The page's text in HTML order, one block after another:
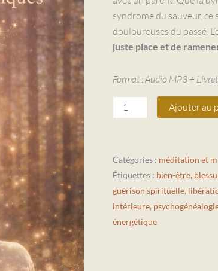
syndrome du sauveur, ce
douloureuses du passé.
juste place et de
Format : Audio MP3 +
lien
toxique
avec
parent
Ajouter au
Catégories : méditation et
Étiquettes : bien-être,
guérison spirituelle,
intérieure,
énergétique